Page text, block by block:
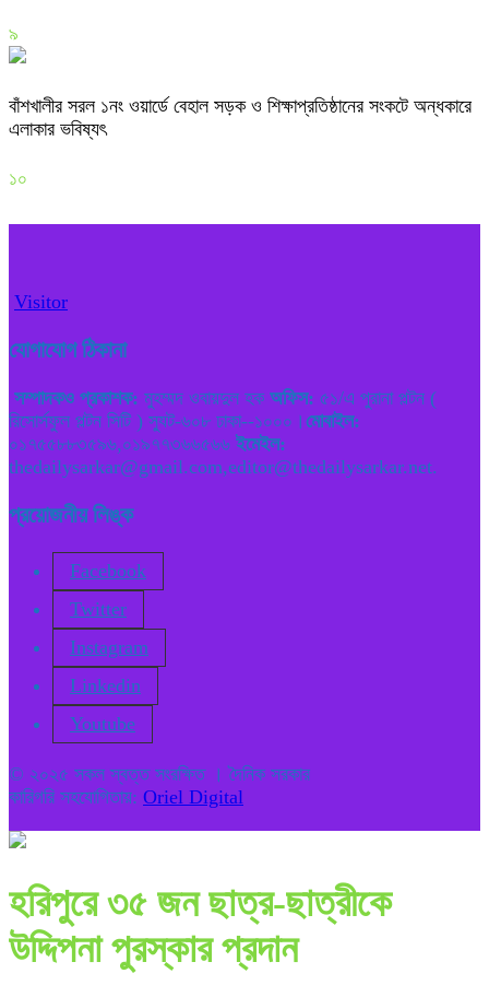
৯
বাঁশখালীর সরল ১নং ওয়ার্ডে বেহাল সড়ক ও শিক্ষাপ্রতিষ্ঠানের সংকটে অন্ধকারে
এলাকার ভবিষ্যৎ
১০
Visitor
যোগাযোগ ঠিকানা
সম্পাদকও প্রকাশক: মুহম্মদ ওবায়দুল হক অফিস: ৫১/এ পুরানা পল্টন (
রিসোর্সফুল পল্টন সিটি ) স্যুট-৬০৮ ঢাকা--১০০০। মোবাইল:
০১৭৫৫৮৮৩৫৯৬,০১৯৭৭৩৬৬৫৬৬ ইমেইল:
thedailysarkar@gmail.com,editor@thedailysarkar.net.
প্রয়োজনীয় লিঙ্ক
Facebook
Twitter
Instagram
Linkedin
Youtube
© ২০২৫ সকল স্বত্ত সংরক্ষিত । দৈনিক সরকার
কারিগরি সহযোগিতায়: Oriel Digital
হরিপুরে ৩৫ জন ছাত্র-ছাত্রীকে
উদ্দিপনা পুরস্কার প্রদান